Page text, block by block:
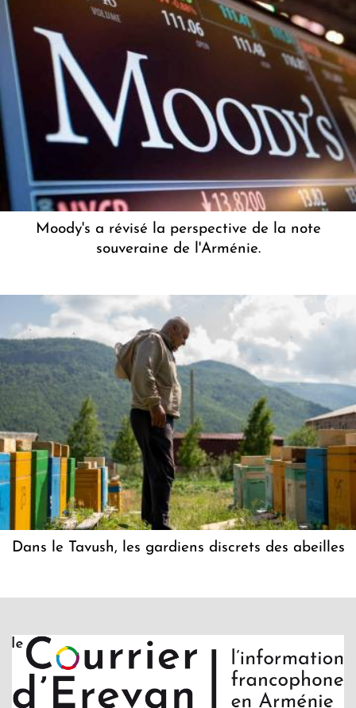
Moody's a révisé la perspective de la note
souveraine de l'Arménie.
Dans le Tavush, les gardiens discrets des abeilles